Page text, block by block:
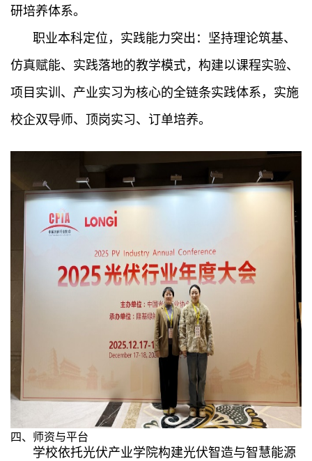
研培养体系。
职业本科定位，实践能力突出：坚持理论筑基、
仿真赋能、实践落地的教学模式，构建以课程实验、
项目实训、产业实习为核心的全链条实践体系，实施
校企双导师、顶岗实习、订单培养。
四、师资与平台
学校依托光伏产业学院构建光伏智造与智慧能源